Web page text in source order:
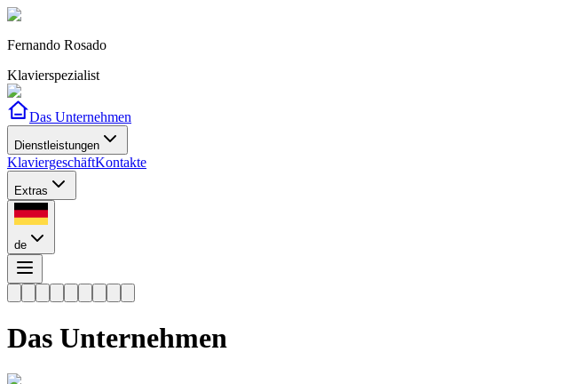
Fernando Rosado
Klavierspezialist
Das Unternehmen
Dienstleistungen
KlaviergeschäftKontakte
Extras
de
Das Unternehmen